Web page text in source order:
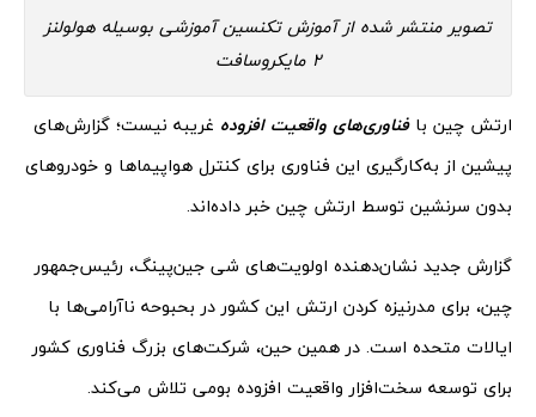
تصویر منتشر شده از آموزش تکنسین آموزشی بوسیله هولولنز
2 مایکروسافت
ارتش چین بافناوری‌های واقعیت افزوده غریبه نیست؛ گزارش‌های
پیشین از به‌کارگیری این فناوری برای کنترل هواپیما‌ها و خودرو‌های
بدون سرنشین توسط ارتش چین خبر داده‌اند.
گزارش جدید نشان‌دهنده‌ اولویت‌های شی جین‌پینگ، رئیس‌جمهور
چین، برای مدرنیزه‌ کردن ارتش این کشور در بحبوحه‌ ناآرامی‌ها با
ایالات متحده است. در همین حین، شرکت‌های بزرگ فناوری کشور
برای توسعه‌ سخت‌افزار واقعیت افزوده‌ بومی تلاش می‌کند.